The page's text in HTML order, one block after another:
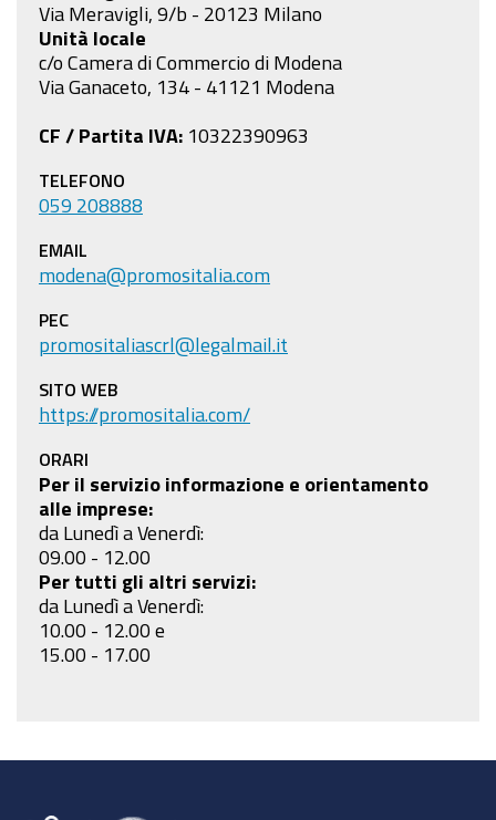
Via Meravigli, 9/b - 20123 Milano
Unità locale
c/o Camera di Commercio di Modena
Via Ganaceto, 134 - 41121 Modena
CF / Partita IVA: 10322390963
TELEFONO
059 208888
EMAIL
modena@promositalia.com
PEC
promositaliascrl@legalmail.it
SITO WEB
https://promositalia.com/
ORARI
Per il servizio informazione e orientamento
alle imprese:
da Lunedì a Venerdì:
09.00 - 12.00
Per tutti gli altri servizi:
da Lunedì a Venerdì:
10.00 - 12.00 e
15.00 - 17.00